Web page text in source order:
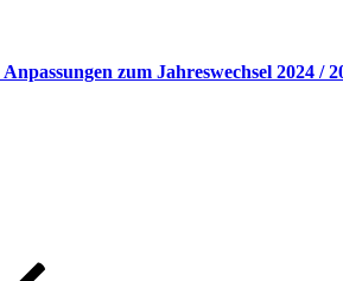
zum Jahreswechsel 2024 /